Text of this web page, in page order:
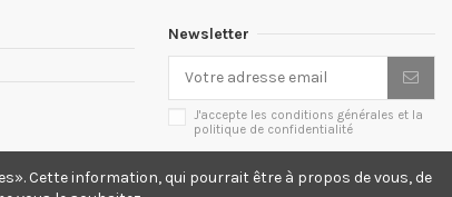
Newsletter
J'accepte les conditions générales et la
politique de confidentialité
Cette information, qui pourrait être à propos de vous, de